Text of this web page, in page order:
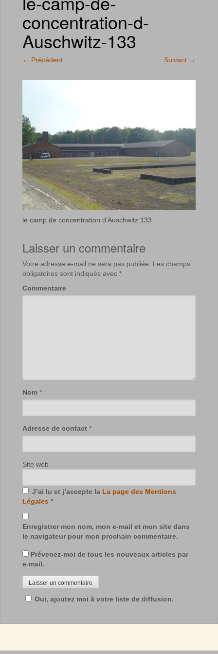
concentration-d-
Auschwitz-133
← Précédent Suivant →
le camp de concentration d’Auschwitz 133
Laisser un commentaire
Votre adresse e-mail ne sera pas publiée. Les champs
obligatoires sont indiqués avec *
Commentaire
Nom *
Adresse de contact *
Site web
J’ai lu et j’accepte la La page des Mentions
Légales *
Enregistrer mon nom, mon e-mail et mon site dans
le navigateur pour mon prochain commentaire.
Prévenez-moi de tous les nouveaux articles par
e-mail.
Oui, ajoutez moi à votre liste de diffusion.